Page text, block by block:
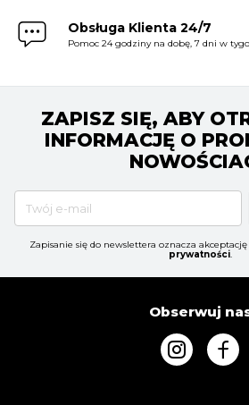
Obsługa Klienta 24/7
Pomoc 24 godziny na dobę, 7 dni w
ZAPISZ SIĘ, ABY
INFORMACJĘ O
Zapisanie się do newslettera oznacza akceptację
prywatności.
Obserwuj